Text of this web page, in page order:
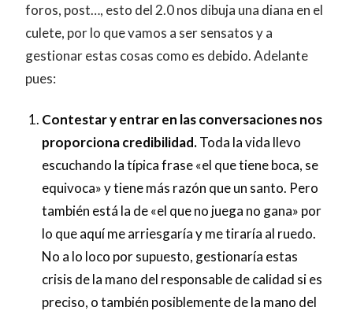
foros, post…, esto del 2.0 nos dibuja una diana en el
culete, por lo que vamos a ser sensatos y a
gestionar estas cosas como es debido. Adelante
pues:
Contestar y entrar en las conversaciones nos
proporciona credibilidad.Toda la vida llevo
escuchando la típica frase «el que tiene boca, se
equivoca» y tiene más razón que un santo. Pero
también está la de «el que no juega no gana» por
lo que aquí me arriesgaría y me tiraría al ruedo.
No a lo loco por supuesto, gestionaría estas
crisis de la mano del responsable de calidad si es
preciso, o también posiblemente de la mano del